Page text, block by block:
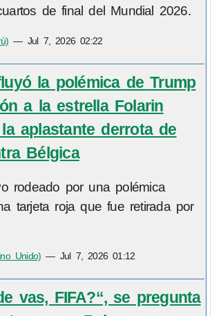
de final del Mundial 2026.
— Jul 7, 2026 02:22
la polémica de Trump
a la estrella Folarin
aplastante derrota de
Bélgica
rodeado por una polémica
tarjeta roja que fue retirada por
Unido) — Jul 7, 2026 01:12
vas, FIFA?“, se pregunta